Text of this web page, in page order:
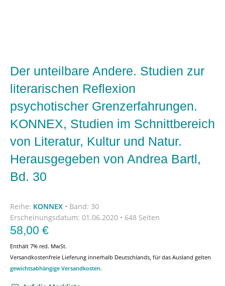
Der unteilbare Andere. Studien zur
literarischen Reflexion
psychotischer Grenzerfahrungen.
KONNEX, Studien im Schnittbereich
von Literatur, Kultur und Natur.
Herausgegeben von Andrea Bartl,
Bd. 30
Reihe: KONNEX • Band: 30
Erscheinungsdatum: 01.06.2020 • 648 Seiten
58,00 €
Enthält 7% red. MwSt.
Versandkostenfreie Lieferung innerhalb Deutschlands, für das Ausland gelten
gewichtsabhängige Versandkosten.